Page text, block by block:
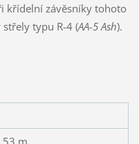
závěsníky tohoto
typu R-4 (AA-5 Ash).
m